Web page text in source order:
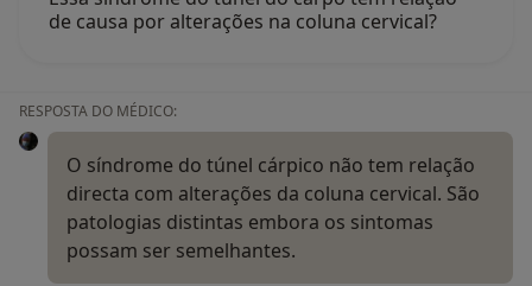
de causa por alterações na coluna cervical?
RESPOSTA DO MÉDICO:
O síndrome do túnel cárpico não tem relação
directa com alterações da coluna cervical. São
patologias distintas embora os sintomas
possam ser semelhantes.